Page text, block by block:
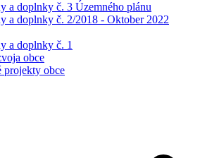
a doplnky č. 3 Územného plánu
a doplnky č. 2/2018 - Oktober 2022
a doplnky č. 1
obce
projekty obce